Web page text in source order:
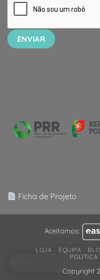
Ficha de Projeto
Aceitamos:
LOJA EQUIPA
POLÍTICA
Copyright